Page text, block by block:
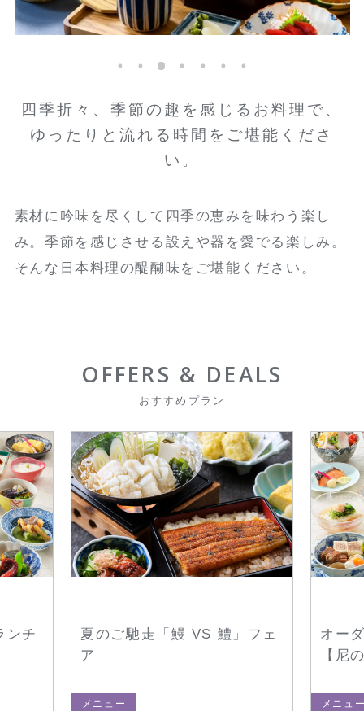
四季折々、季節の趣を感じるお料理で、
ゆったりと流れる時間をご堪能くださ
い。
素材に吟味を尽くして四季の恵みを味わう楽し
み。季節を感じさせる設えや器を愛でる楽しみ。
そんな日本料理の醍醐味をご堪能ください。
OFFERS & DEALS
おすすめプラン
ンチ
夏のご馳走「鰻 VS 鱧」フェ
ア
メニュー
オー
【尼
メニュ